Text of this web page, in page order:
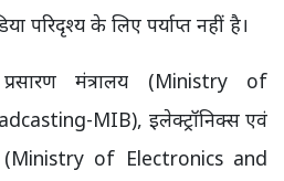
परिदृश्य के लिए पर्याप्त नहीं है।
मंत्रालय (Ministry of
MIB), इलेक्ट्रॉनिक्स एवं
(Ministry of Electronics and